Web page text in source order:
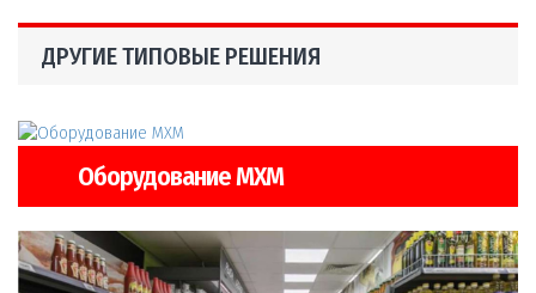
ДРУГИЕ ТИПОВЫЕ РЕШЕНИЯ
Оборудование МХМ